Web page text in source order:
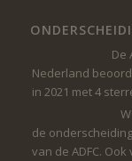
De
Nederland
in 2021 met 4
de
van de ADFC. Ook